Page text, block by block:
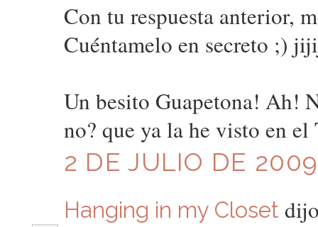
Con tu respuesta anterior,
Cuéntamelo en secreto ;)
Un besito Guapetona! Ah!
no? que ya la he visto en
2 DE JULIO DE
Hanging in my Closet